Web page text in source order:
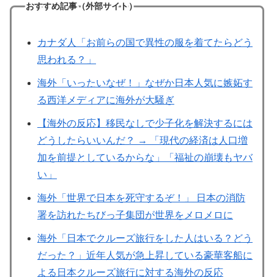
おすすめ記事（外部サイト）
カナダ人「お前らの国で異性の服を着てたらどう
思われる？」
海外「いったいなぜ！」なぜか日本人気に嫉妬す
る西洋メディアに海外が大騒ぎ
【海外の反応】移民なしで少子化を解決するには
どうしたらいいんだ？ → 「現代の経済は人口増
加を前提としているからな」「福祉の崩壊もヤバ
い」
海外「世界で日本を死守するぞ！」 日本の消防
署を訪れたちびっ子集団が世界をメロメロに
海外「日本でクルーズ旅行をした人はいる？どう
だった？」近年人気が急上昇している豪華客船に
よる日本クルーズ旅行に対する海外の反応